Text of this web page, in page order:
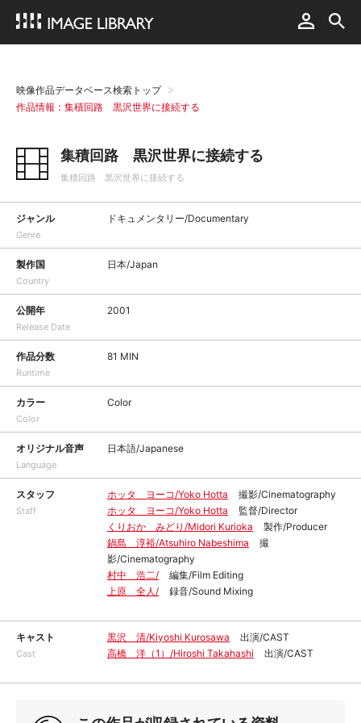
映像作品データベース検索トップ
作品情報：集積回路 黒沢世界に接続する
集積回路 黒沢世界に接続する
集積回路 黒沢世界に接続する
ジャンル
Genre
ドキュメンタリー/Documentary
製作国
Country
日本/Japan
公開年
Release Date
2001
作品分数
Runtime
81 MIN
カラー
Color
Color
オリジナル音声
Language
日本語/Japanese
スタッフ
Staff
ホッタ ヨーコ/Yoko Hotta
撮影/Cinematography
ホッタ ヨーコ/Yoko Hotta
監督/Director
くりおか みどり/Midori Kurioka
製作/Producer
鍋島 淳裕/Atsuhiro Nabeshima
撮
影/Cinematography
村中 浩二/
編集/Film Editing
上原 全人/
録音/Sound Mixing
キャスト
Cast
黒沢 清/Kiyoshi Kurosawa
出演/CAST
高橋 洋（1）/Hiroshi Takahashi
出演/CAST